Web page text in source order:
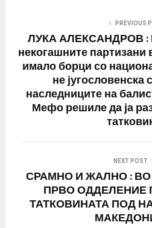
PREVIOUS
ЛУКА АЛЕКСАНДРОВ :
некогашните партизани
имало борци со
не југословенска
наследниците на
Мефо решиле да ја
NEXT POST
СРАМНО И ЖАЛНО :
ПРВО ОДДЕЛЕНИЕ
ТАТКОВИНАТА ПОД